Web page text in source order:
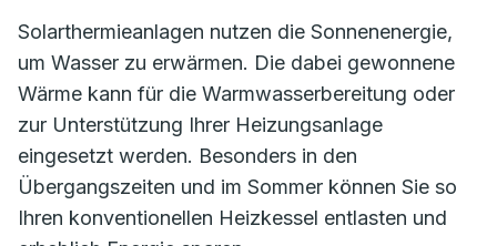
Solarthermieanlagen nutzen die Sonnenenergie,
um Wasser zu erwärmen. Die dabei gewonnene
Wärme kann für die Warmwasserbereitung oder
zur Unterstützung Ihrer Heizungsanlage
eingesetzt werden. Besonders in den
Übergangszeiten und im Sommer können Sie so
Ihren konventionellen Heizkessel entlasten und